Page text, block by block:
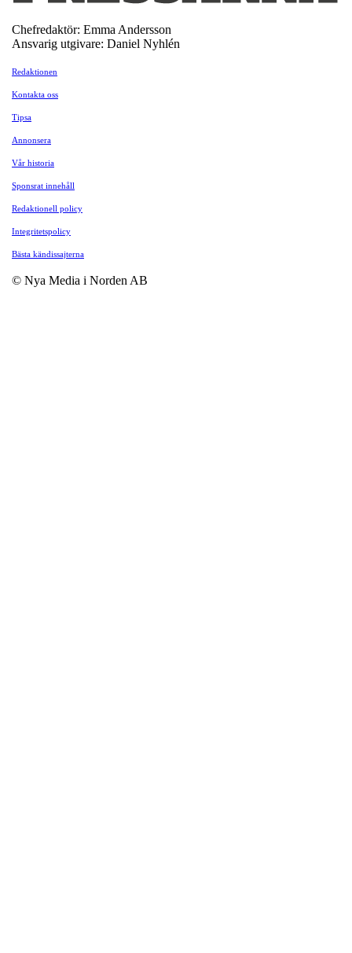
Chefredaktör: Emma Andersson
Ansvarig utgivare: Daniel Nyhlén
Redaktionen
Kontakta oss
Tipsa
Annonsera
Vår historia
Sponsrat innehåll
Redaktionell policy
Integritetspolicy
Bästa kändissajterna
© Nya Media i Norden AB